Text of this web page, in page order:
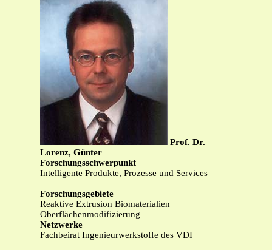
Prof. Dr.
Lorenz, Günter
Forschungsschwerpunkt
Intelligente Produkte, Prozesse und Services
Forschungsgebiete
Reaktive Extrusion Biomaterialien
Oberflächenmodifizierung
Netzwerke
Fachbeirat Ingenieurwerkstoffe des VDI